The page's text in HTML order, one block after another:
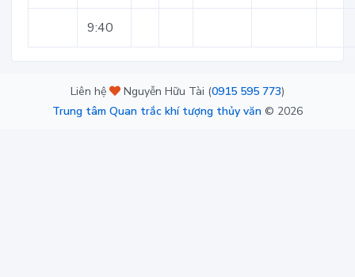
9:40
Liên hệ Nguyễn Hữu Tài (0915 595 773)
Trung tâm Quan trắc khí tượng thủy văn © 2026